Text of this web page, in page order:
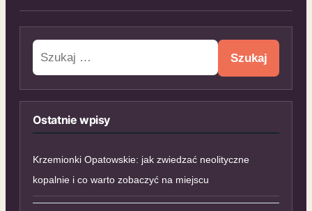
Szukaj:
Ostatnie wpisy
Krzemionki Opatowskie: jak zwiedzać neolityczne
kopalnie i co warto zobaczyć na miejscu